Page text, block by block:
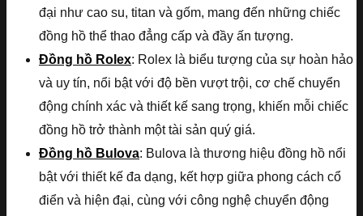
đại như cao su, titan và gốm, mang đến những chiếc
đồng hồ thể thao đẳng cấp và đầy ấn tượng.
Đồng hồ Rolex: Rolex là biểu tượng của sự hoàn hảo
và uy tín, nổi bật với độ bền vượt trội, cơ chế chuyển
động chính xác và thiết kế sang trọng, khiến mỗi chiếc
đồng hồ trở thành một tài sản quý giá.
Đồng hồ Bulova: Bulova là thương hiệu đồng hồ nổi
bật với thiết kế đa dạng, kết hợp giữa phong cách cổ
điển và hiện đại, cùng với công nghệ chuyển động